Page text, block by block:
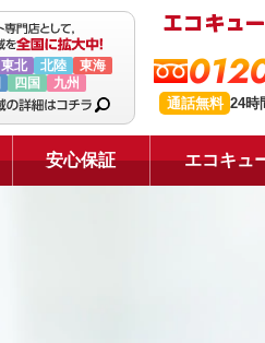
東北 北陸
東海
四国 九州
通話無料 24時
安心保証 エコキュ